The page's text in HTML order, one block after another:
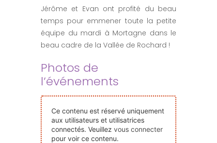
Nous Contacter
Connexion-membre
Jérôme et Evan ont profité du beau
temps pour emmener toute la petite
équipe du mardi à Mortagne dans le
beau cadre de la Vallée de Rochard !
Photos de
l’événements
Ce contenu est réservé uniquement
aux utilisateurs et utilisatrices
connectés. Veuillez vous connecter
pour voir ce contenu.